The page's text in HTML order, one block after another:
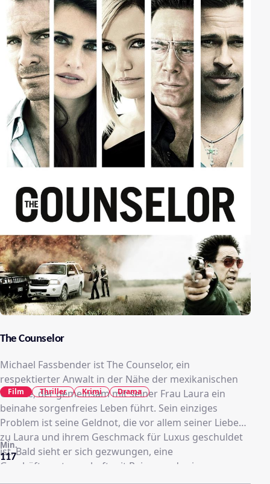
The Counselor
Michael Fassbender ist The Counselor, ein
respektierter Anwalt in der Nähe der mexikanischen
Grenze, der gemeinsam mit seiner Frau Laura ein
beinahe sorgenfreies Leben führt. Sein einziges
Problem ist seine Geldnot, die vor allem seiner Liebe
zu Laura und ihrem Geschmack für Luxus geschuldet
ist. Bald sieht er sich gezwungen, eine
Geschäftspartnerschaft mit Reiner und seiner
Freundin, der eiskalt berechnenden Malkina
117
Min.
Film Thriller Krimi Drama